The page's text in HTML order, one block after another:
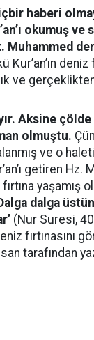
haberi
okumuş ve
Muhammed
Kur’an’ın deniz
ve
Aksine
olmuştu.
ve o
getiren Hz.
yaşamış
dalga
(Nur Suresi,
fırtınasını
tarafından